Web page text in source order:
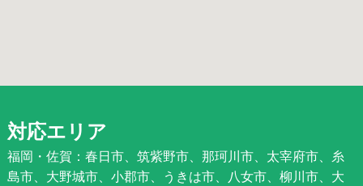
対応エリア
福岡・佐賀：春日市、筑紫野市、那珂川市、太宰府市、糸
島市、大野城市、小郡市、うきは市、八女市、柳川市、大